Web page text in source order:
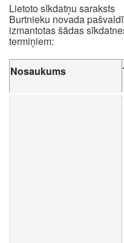
Lietoto sīkdatņu saraksts
Burtnieku novada
izmantotas šādas
termiņiem:
Nosaukums